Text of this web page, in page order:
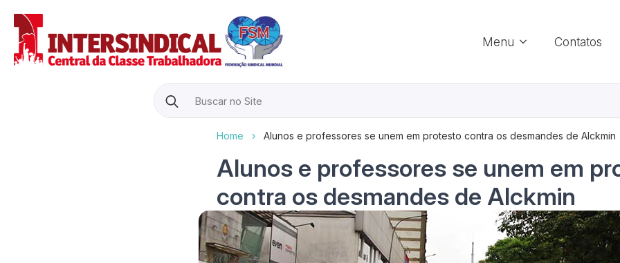
Menu Contatos
Search
for:
Home › Alunos e professores se unem em protesto contra os desmandes de Alckmin
Alunos e professores se unem em
contra os desmandes de Alckmin